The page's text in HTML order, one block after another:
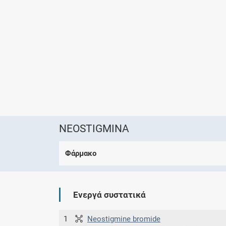
NEOSTIGMINA
Φάρμακο
Ενεργά συστατικά
1 Neostigmine bromide